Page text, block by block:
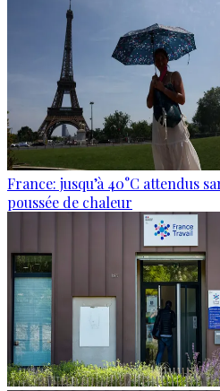
France: jusqu’à 40°C attendus
poussée de chaleur